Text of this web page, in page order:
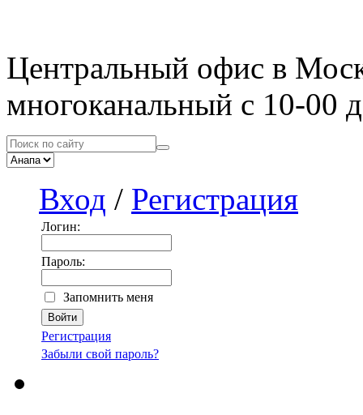
Центральный офис в
многоканальный с 10-00
Вход / Регистрация
Логин:
Пароль:
Запомнить меня
Регистрация
Забыли свой пароль?